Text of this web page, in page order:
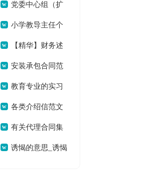
党委中心组（扩
大）第三次集中学习
发言稿暨学习毛南族
实现整族脱贫重要指
示精神心得[本文共
2101字]
小学教导主任个
人述职报告七篇[本
文共11263字]
【精华】财务述
职锦集5篇[本文共
7451字]
安装承包合同范
本[本文共21041字]
教育专业的实习
总结[本文共34395
字]
各类介绍信范文
[本文共598字]
有关代理合同集
锦八篇[本文共9546
诱愒的意思_诱愒